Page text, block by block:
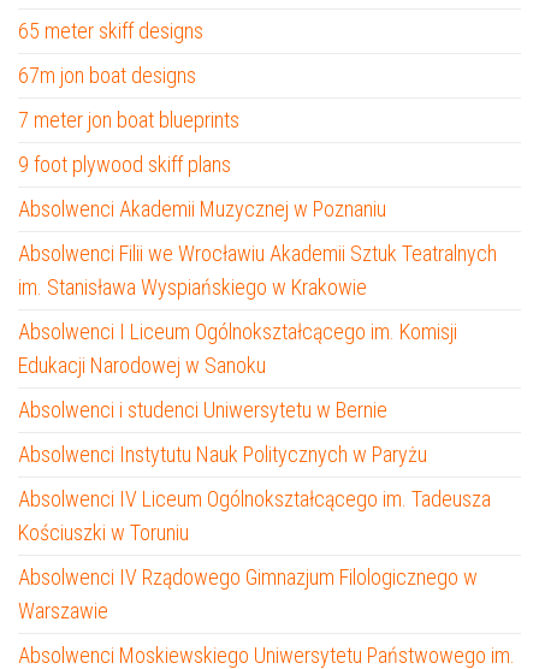
65 meter skiff designs
67m jon boat designs
7 meter jon boat blueprints
9 foot plywood skiff plans
Absolwenci Akademii Muzycznej w Poznaniu
Absolwenci Filii we Wrocławiu Akademii Sztuk Teatralnych
im. Stanisława Wyspiańskiego w Krakowie
Absolwenci I Liceum Ogólnokształcącego im. Komisji
Edukacji Narodowej w Sanoku
Absolwenci i studenci Uniwersytetu w Bernie
Absolwenci Instytutu Nauk Politycznych w Paryżu
Absolwenci IV Liceum Ogólnokształcącego im. Tadeusza
Kościuszki w Toruniu
Absolwenci IV Rządowego Gimnazjum Filologicznego w
Warszawie
Absolwenci Moskiewskiego Uniwersytetu Państwowego im.